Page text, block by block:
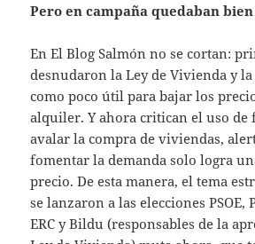
Pero en campaña quedaban bien
En El Blog Salmón no se cortan:
desnudaron la Ley de Vivienda y
como poco útil para bajar los
alquiler. Y ahora critican el uso de
avalar la compra de viviendas,
fomentar la demanda solo logra
precio. De esta manera, el tema
se lanzaron a las elecciones PSOE,
ERC y Bildu (responsables de la